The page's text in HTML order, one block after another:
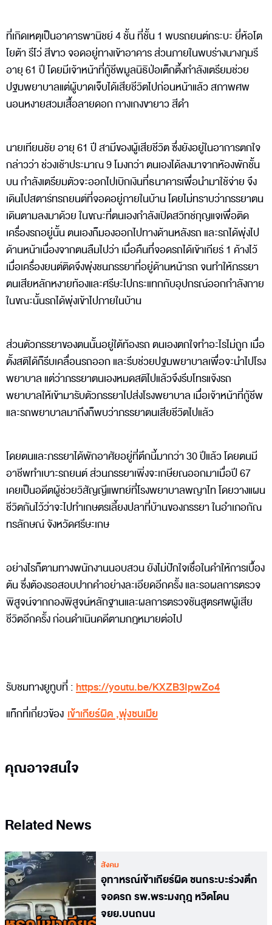
ที่เกิดเหตุเป็นอาคารพานิชย์ 4 ชั้น ที่ชั้น 1 พบรถยนต์กระบะ ยี่ห้อโต
โยต้า รีโว่ สีขาว จอดอยู่ทางเข้าอาคาร ส่วนภายในพบร่างนางภุมรี
อายุ 61 ปี โดยมีเจ้าหน้าที่กู้ชีพมูลนิธิป่อเต็กตึ้งกำลังเตรียมช่วย
ปฐมพยาบาลแต่ผู้บาดเจ็บได้เสียชีวิตไปก่อนหน้าแล้ว สภาพศพ
นอนหงายสวมเสื้อลายดอก กางเกงขายาว สีดำ
นายเทียนชัย อายุ 61 ปี สามีของผู้เสียชีวิต ซึ่งยังอยู่ในอาการตกใจ
กล่าวว่า ช่วงเช้าประมาณ 9 โมงกว่า ตนเองได้ลงมาจากหัองพักชั้น
บน กำลังเตรียมตัวจะออกไปเบิกเงินที่ธนาคารเพื่อนำมาใช้จ่าย จึง
เดินไปสตาร์ทรถยนต์ที่จอดอยู่ภายในบ้าน โดยไม่ทราบว่าภรรยาตน
เดินตามลงมาด้วย ในขณะที่ตนเองกำลังเปิดสวิทช์กุญแจเพื่อติด
เครื่องรถอยู่นั้น ตนเองก็มองออกไปทางด้านหลังรถ และรถได้พุ่งไป
ด้านหน้าเนื่องจากตนลืมไปว่า เมื่อคืนทึ่จอดรถได้เข้าเกียร์ 1 ค้างไว้
เมื่อเครื่องยนต์ติดจึงพุ่งชนภรรยาที่อยู่ด้านหน้ารถ จนทำให้ภรรยา
ตนเสียหลักหงายท้องและศรีษะไปกระแทกกับอุปกรณ์ออกกำลังกาย
ในขณะนั้นรถได้พุ่งเข้าไปภายในบ้าน
ส่วนตัวภรรยาของตนนั้นอยู่ใต้ท้องรถ ตนเองตกใจทำอะไรไม่ถูก เมื่อ
ตั้งสติได้ก็รีบเคลื่อนรถออก และรีบช่วยปฐมพยาบาลเพื่อจะนำไปโรง
พยาบาล แต่ว่าภรรยาตนเองหมดสติไปแล้วจึงรีบโทรแจ้งรถ
พยาบาลให้เข้ามารับตัวภรรยาไปส่งโรงพยาบาล เมื่อเจ้าหน้าที่กู้ชีพ
และรถพยาบาลมาถึงก็พบว่าภรรยาตนเสียชีวิตไปแล้ว
โดยตนและภรรยาได้พักอาศัยอยู่ที่ตึกนี้มากว่า 30 ปีแล้ว โดยตนมี
อาชีพทำเบาะรถยนต์ ส่วนภรรยาเพิ่งจะเกษียณออกมาเมื่อปี 67
เคยเป็นอดีตผู้ช่วยวิสัญญีแพทย์ที่โรงพยาบาลพญาไท โดยวางแผน
ชีวิตกันไว้ว่าจะไปทำเกษตรเลี้ยงปลาที่บ้านของภรรยา ในอำเภอกัณ
ทรลักษณ์ จังหวัดศรีษะเกษ
อย่างไรก็ตามทางพนักงานนอบสวน ยังไม่ปักใจเชื่อในคำให้การเบื้อง
ต้น ซึ่งต้องรอสอบปากคำอย่างละเอียดอีกครั้ง และรอผลการตรวจ
พิสูจน์จากกองพิสูจน์หลักฐานและผลการตรวจชันสูตรศพผู้เสีย
ชีวิตอีกครั้ง ก่อนดำเนินคดีตามกฎหมายต่อไป
รับชมทางยูทูบที่ : https://youtu.be/KXZB3IpwZo4
แท็กที่เกี่ยวข้อง เข้าเกียร์ผิด ,พุ่งชนเมีย
คุณอาจสนใจ
Related News
สังคม
อุทาหรณ์เข้าเกียร์ผิด ชนกระบะร่วงตึก
จอดรถ รพ.พระมงกุฎ หวิดโดน
จยย.บนถนน